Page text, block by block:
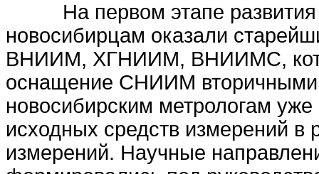
На первом этапе развития
новосибирцам оказали
ВНИИМ, ХГНИИМ, ВНИИМС,
оснащение СНИИМ вторичными
новосибирским метрологам уже
исходных средств измерений
измерений. Научные